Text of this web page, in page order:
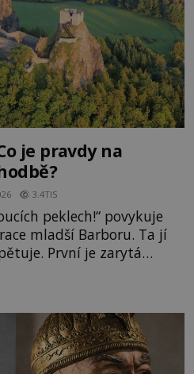
je pravdy na
3.4TIS
peklech!“ povykuje
mladší Barboru. Ta jí
První je zarytá
kališnice. A každá z
věží slavného hradu
boje. Za manželku má